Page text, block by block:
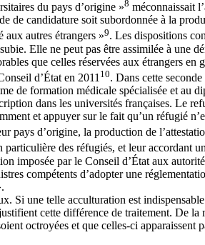
du pays d’origine »8 méconnaissait
de candidature soit subordonnée à la
aux autres étrangers »9. Les dispositions
Elle ne peut pas être assimilée à une
que celles réservées aux étrangers en
d’État en 2011 10. Dans cette
de formation médicale spécialisée et au
dans les universités françaises. Le
et appuyer sur le fait qu’un réfugié
pays d’origine, la production de
des réfugiés, et leur accordant
imposée par le Conseil d’État aux
compétents d’adopter une
Si une telle acculturation est
cette différence de traitement. De
octroyées et que celles-ci apparaissent